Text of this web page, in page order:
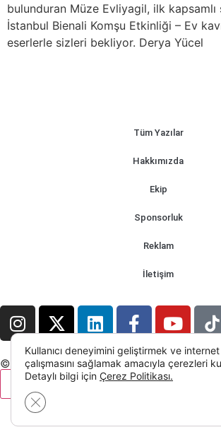
bulunduran Müze Evliyagil, ilk kapsamlı
İstanbul Bienali Komşu Etkinliği – Ev
eserlerle sizleri bekliyor. Derya Yücel
Tüm Yazılar
Hakkımızda
Ekip
Sponsorluk
Reklam
İletişim
© 2026 Tüm Hakları Saklıdır.
Kullanıcı deneyimini geliştirmek ve
çalışmasını sağlamak amacıyla çerezleri
Detaylı bilgi için Çerez Politikası.
GDPR çerez şeridini kapat